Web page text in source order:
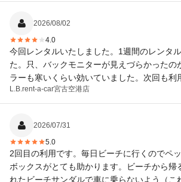
2026/08/02
4.0
今回レンタルいたしました。1週間のレンタ
た。只、バックモニターが見えづらかったの
ラーも寒いくらい効いていました。次回も利
す
L.B.rent-a-car宮古空港店
2026/07/31
5.0
2回目の利用です。毎日ビーチに行くのでペ
ボックスがとても助かります。ビーチから帰
れたビーチサンダルで車に乗らないよう（こ